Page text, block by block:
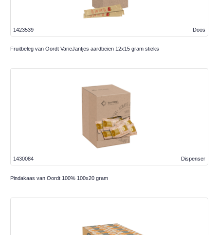
Doos
1423539
Fruitbeleg van Oordt VarieJantjes aardbeien 12x15 gram sticks
Dispenser
1430084
Pindakaas van Oordt 100% 100x20 gram